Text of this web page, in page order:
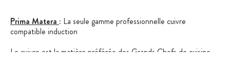
Prima Matera : La seule gamme professionnelle cuivre
compatible induction
Le cuivre est la matière préférée des Grands Chefs de cuisine,